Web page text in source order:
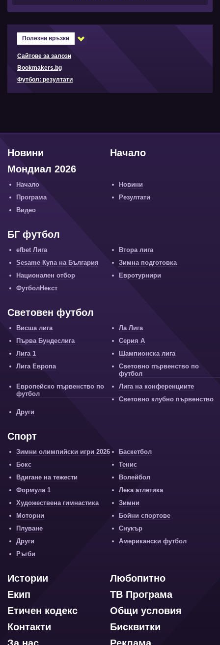
Полезни връзки
Сайтове за залози
Bookmakers.bg
Футбол: резултати
Начало
Новини
Мондиал 2026
Начало
Новини
Програма
Резултати
Видео
БГ футбол
efbet Лига
Втора лига
Sesame Купа на България
Зимна подготовка
Национален отбор
Евротурнири
ФутболНекст
Световен футбол
Висша лига
Ла Лига
Първа Бундеслига
Серия А
Лига 1
Шампионска лига
Лига Европа
Световно първенство по
футбол
Европейско първенство по
футбол
Лига на конференциите
Световно клубно първенство
Други
Спорт
Зимни олимпийски игри 2026
Баскетбол
Бокс
Тенис
Вдигане на тежести
Волейбол
Формула 1
Лека атлетика
Художествена гимнастика
Зимни
Моторни
Бойни спортове
Плуване
Снукър
Други
Американски футбол
Ръгби
Любопитно
Истории
ТВ Програма
Екип
Общи условия
Етичен кодекс
Бисквитки
Контакти